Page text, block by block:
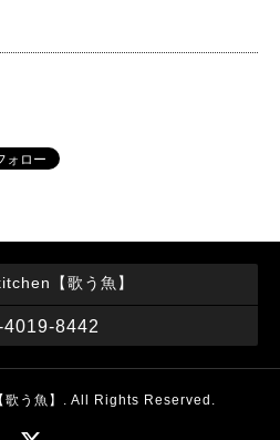
【歌う魚】
4019-8442
う魚】 . All Rights Reserved.